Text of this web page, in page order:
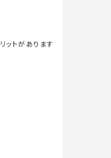
ットがあります